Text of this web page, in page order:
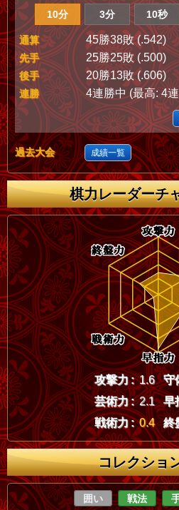
10分 3分 10秒
通算 45勝38敗 (.542)
先手 25勝25敗 (.500)
後手 20勝13敗 (.606)
連勝 4連勝中 (最高: 4
過去大会 成績一覧
棋力レーダーチ
攻撃力 : 1.6 守
芸術力 : 2.1 早
戦術力 : 0.4 終
コレクショ
囲い 戦法